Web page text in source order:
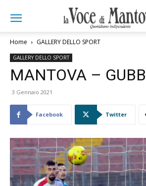
Home GALLERY DELLO SPORT
GALLERY DELLO SPORT
MANTOVA –
3 Gennaio 2021
Facebook Twitter